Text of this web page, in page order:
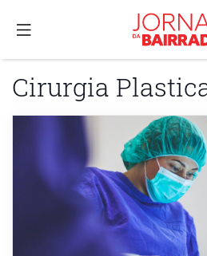
Cirurgia